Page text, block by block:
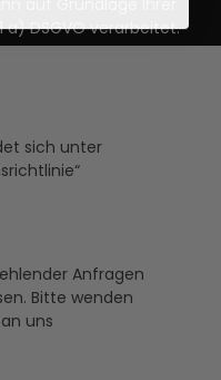
a) DSGVO verarbeitet.
sich unter
Anfragen
Bitte wenden
uns